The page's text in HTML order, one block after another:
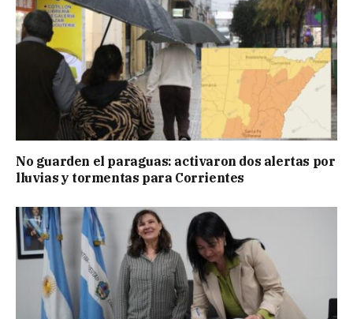
No guarden el paraguas: activaron dos alertas por
lluvias y tormentas para Corrientes